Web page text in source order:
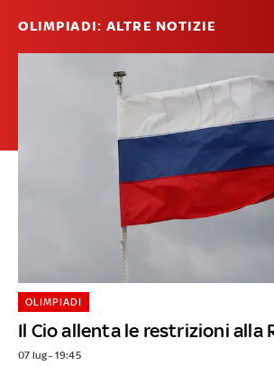
OLIMPIADI: ALTRE NOTIZIE
Il Cio allenta le restrizioni alla
OLIMPIADI
07 lug - 19:45